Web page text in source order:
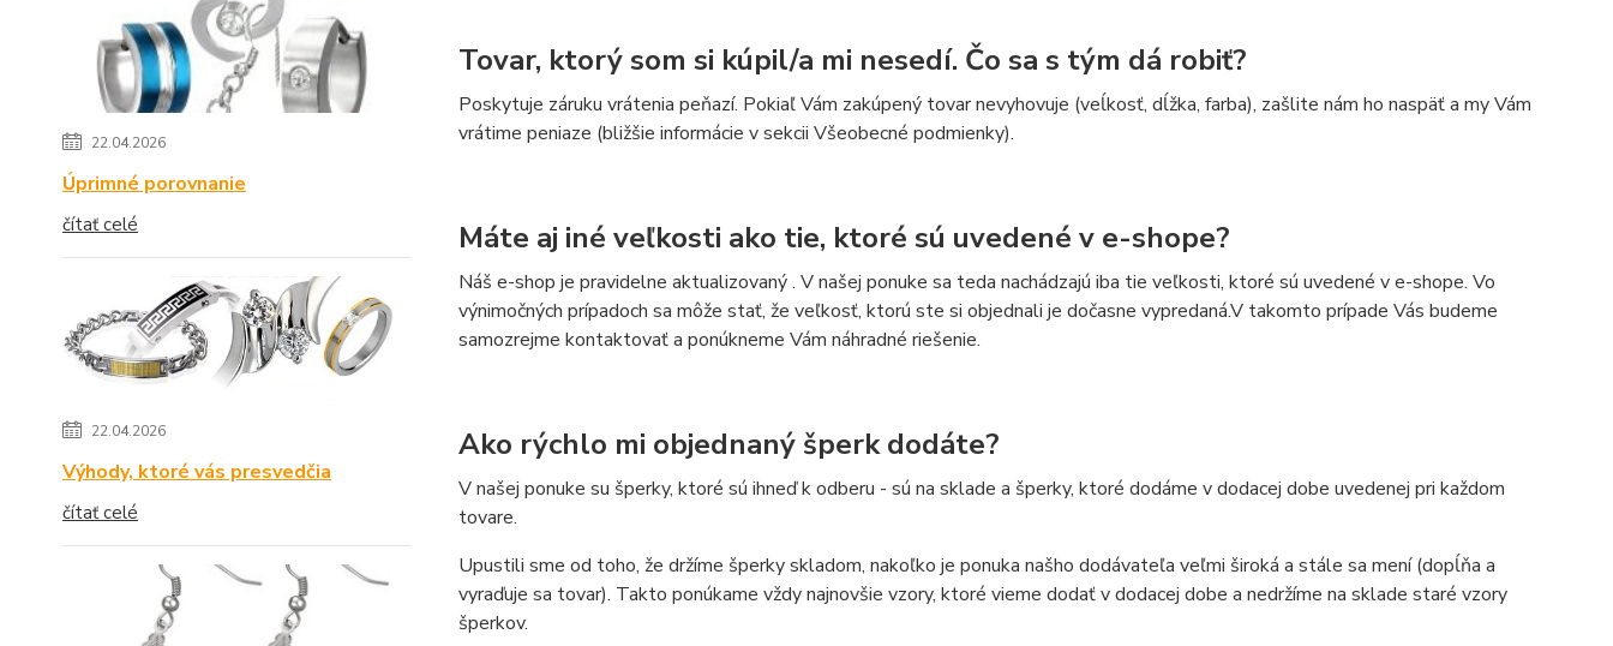
22.04.2026
Úprimné porovnanie
čítať celé
22.04.2026
Výhody, ktoré vás presvedčia
čítať celé
Tovar, ktorý som si kúpil/a mi nesedí. Čo sa s tým dá robiť?
Poskytuje záruku vrátenia peňazí. Pokiaľ Vám zakúpený tovar nevyhovuje (veĺkosť, dĺžka, farba), zašlite nám ho naspäť a my Vám
vrátime peniaze (bližšie informácie v sekcii Všeobecné podmienky).
Máte aj iné veľkosti ako tie, ktoré sú uvedené v e-shope?
Náš e-shop je pravidelne aktualizovaný . V našej ponuke sa teda nachádzajú iba tie veľkosti, ktoré sú uvedené v e-shope. Vo
výnimočných prípadoch sa môže stať, že veľkosť, ktorú ste si objednali je dočasne vypredaná.V takomto prípade Vás budeme
samozrejme kontaktovať a ponúkneme Vám náhradné riešenie.
Ako rýchlo mi objednaný šperk dodáte?
V našej ponuke su šperky, ktoré sú ihneď k odberu - sú na sklade a šperky, ktoré dodáme v dodacej dobe uvedenej pri každom
tovare.
Upustili sme od toho, že držíme šperky skladom, nakoľko je ponuka našho dodávateľa veľmi široká a stále sa mení (dopĺňa a
vyraďuje sa tovar). Takto ponúkame vždy najnovšie vzory, ktoré vieme dodať v dodacej dobe a nedržíme na sklade staré vzory
šperkov.